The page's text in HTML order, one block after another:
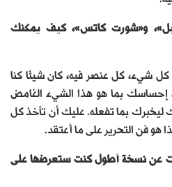
و«شورت كاتس»، كيف يمكنك
شيء، كل عنصر فيه، كان شيئًا كنا
إحساسك بما هو هذا الشيء الغامض
ليخبرك بما تفعله. عليك أن تأخذ كل
هو فن التحرير على ما أعتقد.
عن نسخة أطول كنت ستعرضها على